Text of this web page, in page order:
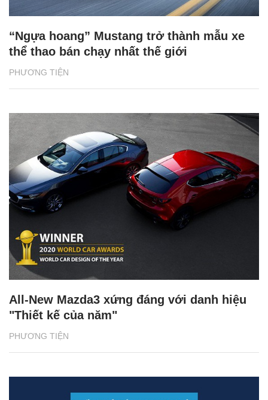
PHƯƠNG TIỆN
“Ngựa hoang” Mustang trở thành mẫu xe
thể thao bán chạy nhất thế giới
PHƯƠNG TIỆN
All-New Mazda3 xứng đáng với danh hiệu
"Thiết kế của năm"